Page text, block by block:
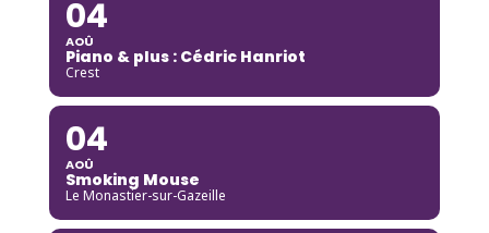
04
AOÛ
Piano & plus : Cédric Hanriot
Crest
04
AOÛ
Smoking Mouse
Le Monastier-sur-Gazeille